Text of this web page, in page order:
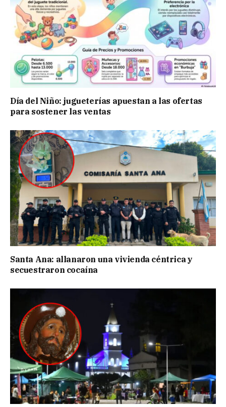
Día del Niño: jugueterías apuestan a las ofertas
para sostener las ventas
Santa Ana: allanaron una vivienda céntrica y
secuestraron cocaína